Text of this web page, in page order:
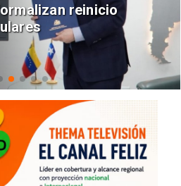
reinicio